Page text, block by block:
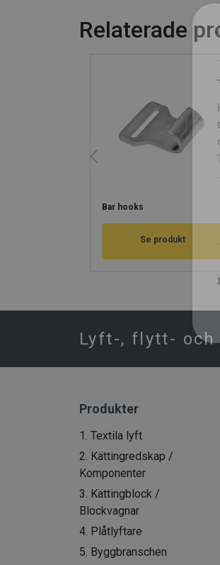
Relaterade
Bar hooks
Se produkt
Lyft-, flytt-
Produkter
1. Textila lyft
2. Kättingredskap /
Komponenter
3. Kättingblock /
Blockvagnar
4. Plåtlyftare
5. Byggbranschen